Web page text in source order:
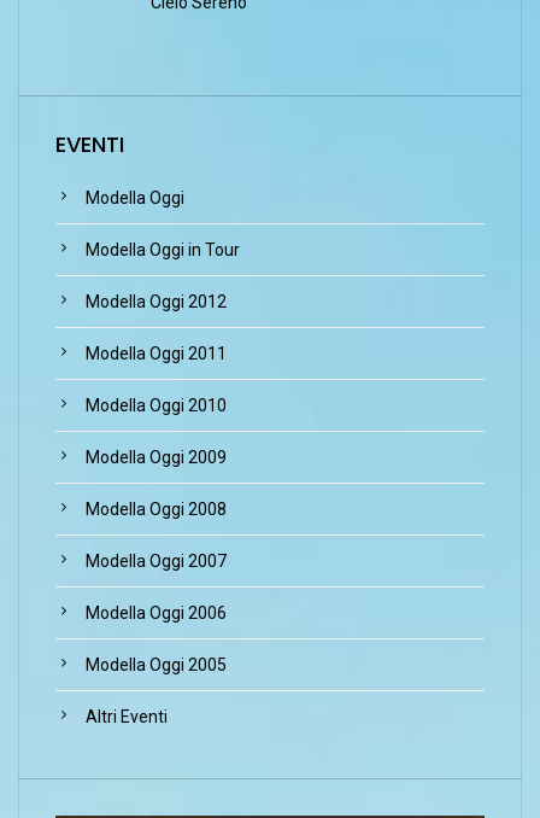
EVENTI
Modella Oggi
Modella Oggi in Tour
Modella Oggi 2012
Modella Oggi 2011
Modella Oggi 2010
Modella Oggi 2009
Modella Oggi 2008
Modella Oggi 2007
Modella Oggi 2006
Modella Oggi 2005
Altri Eventi